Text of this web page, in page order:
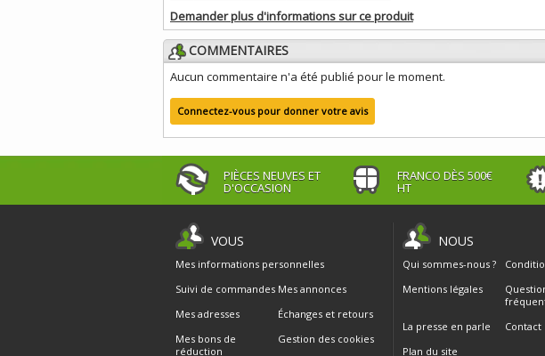
Demander plus d'informations sur ce produit
COMMENTAIRES
Aucun commentaire n'a été publié pour le moment.
Connectez-vous pour donner votre avis
PIÈCES NEUVES ET
D'OCCASION
FRANCO DÈS 500€
HT
VOUS
Mes informations personnelles
Suivi de commandes Mes annonces
Mes adresses
Échanges et retours
Mes bons de
réduction
Gestion des cookies
NOUS
Qui sommes-nous ?
Mentions légales
La presse en parle
Contact
Plan du site